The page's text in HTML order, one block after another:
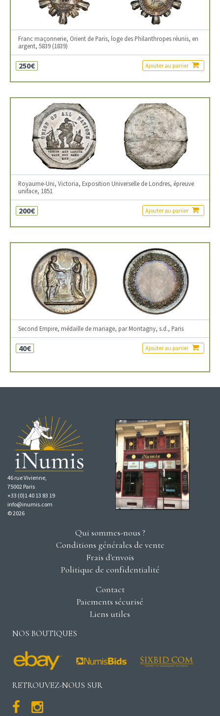
Franc maçonnerie, Orient de Paris, loge des Philanthropes réunis, en
argent, 5839 (1839)
250€ Ajouter au panier
Royaume-Uni, Victoria, Exposition Universelle de Londres, épreuve
uniface, 1851
200€ Ajouter au panier
Second Empire, médaille de mariage, par Montagny, s.d., Paris
40€ Ajouter au panier
46 rue Vivienne,
75002 Paris
+33 (0)1 40 13 83 19
info@inumis.com
© 2026
Qui sommes-nous ?
Conditions générales de vente
Frais d'envois
Politique de confidentialité
Contact
Paiements sécurisé
Liens utiles
NOS BOUTIQUES
RETROUVEZ-NOUS SUR